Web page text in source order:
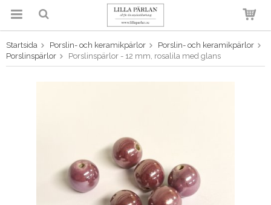
Produkten har blivit tillagd i
varukorgen
Startsida Porslin- och keramikpärlor
Porslin- och keramikpärlor
Porslinspärlor
Porslinspärlor - 12 mm, rosalila med glans